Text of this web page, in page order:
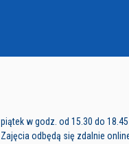
piątek w godz. od 15.30 do 18.45
Zajęcia odbędą się zdalnie